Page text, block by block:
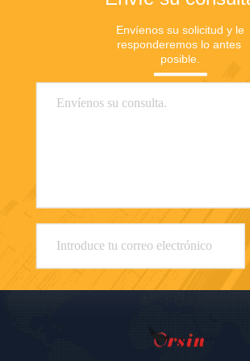
Envíenos su solicitud y le
responderemos lo antes
posible.